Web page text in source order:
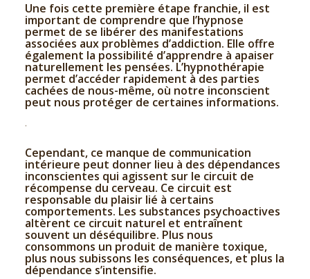
Une fois cette première étape franchie, il est
important de comprendre que l’hypnose
permet de se libérer des manifestations
associées aux problèmes d’addiction. Elle offre
également la possibilité d’apprendre à apaiser
naturellement les pensées. L’hypnothérapie
permet d’accéder rapidement à des parties
cachées de nous-même, où notre inconscient
peut nous protéger de certaines informations.
.
Cependant, ce manque de communication
intérieure peut donner lieu à des dépendances
inconscientes qui agissent sur le circuit de
récompense du cerveau. Ce circuit est
responsable du plaisir lié à certains
comportements. Les substances psychoactives
altèrent ce circuit naturel et entraînent
souvent un déséquilibre. Plus nous
consommons un produit de manière toxique,
plus nous subissons les conséquences, et plus la
dépendance s’intensifie.